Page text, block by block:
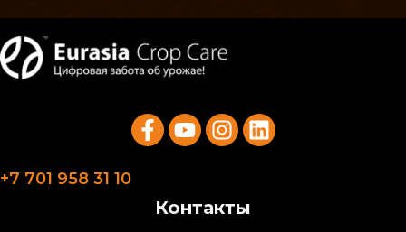
+7 701 958 31 10
Контакты